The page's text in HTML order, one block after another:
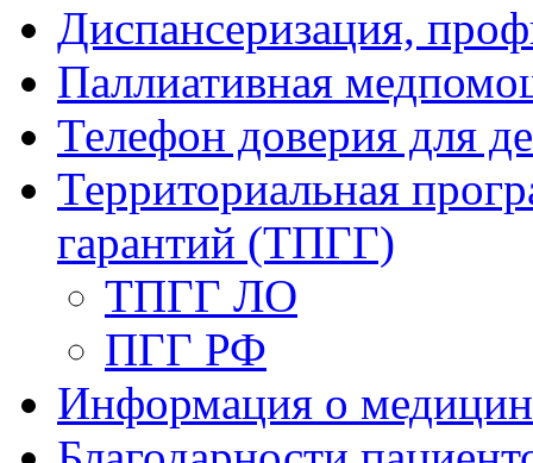
Диспансеризация,
Паллиативная
Телефон доверия для
Территориальная
гарантий (ТПГГ)
ТПГГ ЛО
ПГГ РФ
Информация о